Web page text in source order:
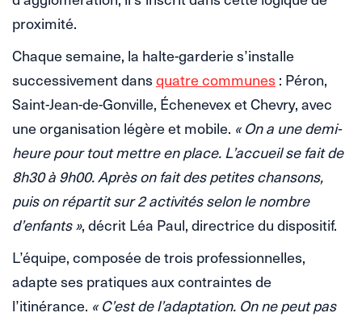
proximité.
Chaque semaine, la halte-garderie s’installe
successivement dansquatre communes : Péron,
Saint-Jean-de-Gonville, Échenevex et Chevry, avec
une organisation légère et mobile. « On a une demi-
heure pour tout mettre en place. L’accueil se fait de
8h30 à 9h00. Après on fait des petites chansons,
puis on répartit sur 2 activités selon le nombre
d’enfants », décrit Léa Paul, directrice du dispositif.
L’équipe, composée de trois professionnelles,
adapte ses pratiques aux contraintes de
l’itinérance. « C’est de l’adaptation. On ne peut pas